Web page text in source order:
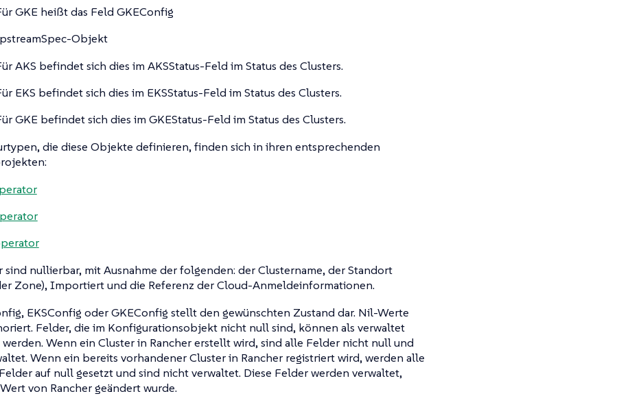
GKE heißt das Feld GKEConfig
Objekt
AKS befindet sich dies im AKSStatus-Feld im Status des Clusters.
EKS befindet sich dies im EKSStatus-Feld im Status des Clusters.
GKE befindet sich dies im GKEStatus-Feld im Status des Clusters.
die diese Objekte definieren, finden sich in ihren entsprechenden
sind nullierbar, mit Ausnahme der folgenden: der Clustername, der Standort
Zone), Importiert und die Referenz der Cloud-Anmeldeinformationen.
EKSConfig oder GKEConfig stellt den gewünschten Zustand dar. Nil-Werte
Felder, die im Konfigurationsobjekt nicht null sind, können als verwaltet
Wenn ein Cluster in Rancher erstellt wird, sind alle Felder nicht null und
Wenn ein bereits vorhandener Cluster in Rancher registriert wird, werden alle
auf null gesetzt und sind nicht verwaltet. Diese Felder werden verwaltet,
von Rancher geändert wurde.